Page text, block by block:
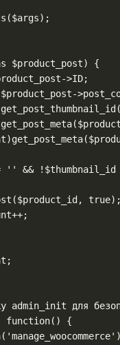
admin_init для
function() {